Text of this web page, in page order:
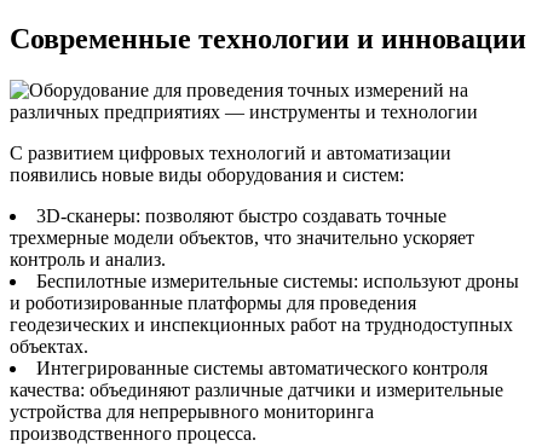
Современные технологии и инновации
С развитием цифровых технологий и автоматизации
появились новые виды оборудования и систем:
3D-сканеры: позволяют быстро создавать точные
трехмерные модели объектов, что значительно ускоряет
контроль и анализ.
Беспилотные измерительные системы: используют дроны
и роботизированные платформы для проведения
геодезических и инспекционных работ на труднодоступных
объектах.
Интегрированные системы автоматического контроля
качества: объединяют различные датчики и измерительные
устройства для непрерывного мониторинга
производственного процесса.